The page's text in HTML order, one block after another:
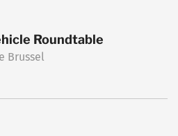
Roundtable
Brussel